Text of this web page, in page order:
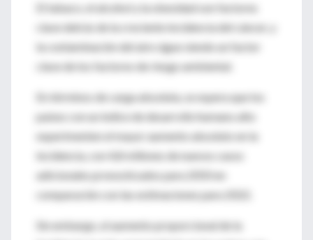
El tabaco, el alcohol y la obesidad son factores
clave detrás de la creciente incidencia del cáncer, y
la contaminación del aire sigue siendo un factor
clave de los factores de riesgo ambiental.
En términos de carga absoluta, se espera que los
países con un índice de desarrollo humano alto
experimenten el mayor aumento absoluto en la
incidencia, con 4,8 millones de nuevos casos
adicionales pronosticados para 2050 en
comparación con las estimaciones para 2022.
Sin embargo, el aumento proporcional de la